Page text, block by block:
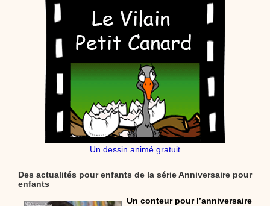
Un dessin animé gratuit
Des actualités pour enfants de la série Anniversaire pour
enfants
Un conteur pour l’anniversaire